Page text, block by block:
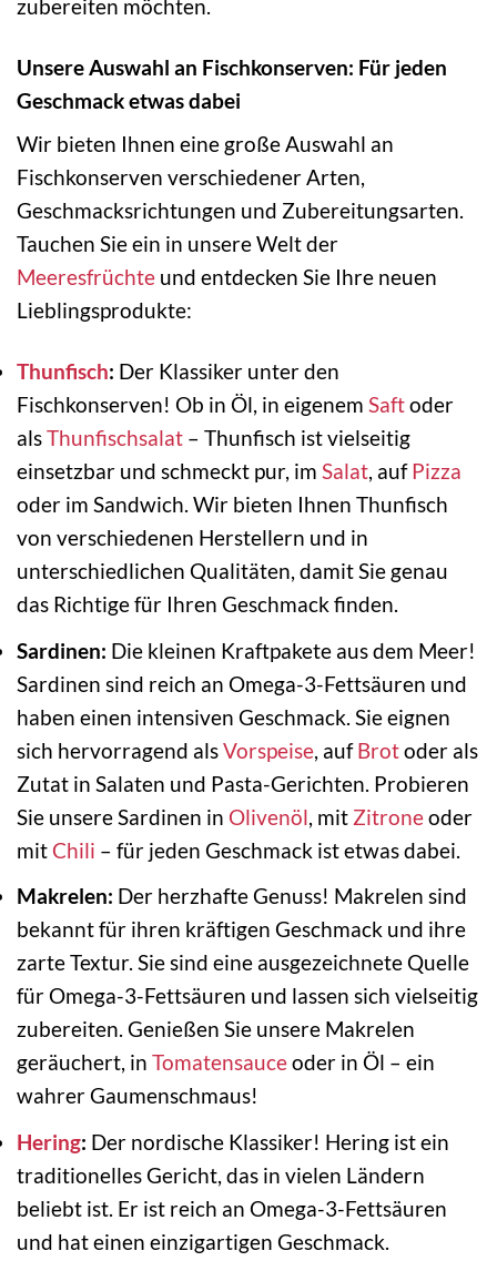
zubereiten möchten.
Unsere Auswahl an Fischkonserven: Für jeden
Geschmack etwas dabei
Wir bieten Ihnen eine große Auswahl an
Fischkonserven verschiedener Arten,
Geschmacksrichtungen und Zubereitungsarten.
Tauchen Sie ein in unsere Welt der
Meeresfrüchte und entdecken Sie Ihre neuen
Lieblingsprodukte:
Thunfisch: Der Klassiker unter den
Fischkonserven! Ob in Öl, in eigenem Saftoder
alsThunfischsalat – Thunfisch ist vielseitig
einsetzbar und schmeckt pur, im Salat, aufPizza
oder im Sandwich. Wir bieten Ihnen Thunfisch
von verschiedenen Herstellern und in
unterschiedlichen Qualitäten, damit Sie genau
das Richtige für Ihren Geschmack finden.
Sardinen: Die kleinen Kraftpakete aus dem Meer!
Sardinen sind reich an Omega-3-Fettsäuren und
haben einen intensiven Geschmack. Sie eignen
sich hervorragend alsVorspeise, aufBrotoder als
Zutat in Salaten und Pasta-Gerichten. Probieren
Sie unsere Sardinen in Olivenöl, mit Zitroneoder
mit Chili – für jeden Geschmack ist etwas dabei.
Makrelen: Der herzhafte Genuss! Makrelen sind
bekannt für ihren kräftigen Geschmack und ihre
zarte Textur. Sie sind eine ausgezeichnete Quelle
für Omega-3-Fettsäuren und lassen sich vielseitig
zubereiten. Genießen Sie unsere Makrelen
geräuchert, in Tomatensauceoder in Öl – ein
wahrer Gaumenschmaus!
Hering: Der nordische Klassiker! Hering ist ein
traditionelles Gericht, das in vielen Ländern
beliebt ist. Er ist reich an Omega-3-Fettsäuren
und hat einen einzigartigen Geschmack.